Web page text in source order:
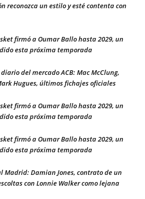
reconozca un estilo y esté contenta con
firmó a Oumar Ballo hasta 2029, un
esta próxima temporada
del mercado ACB: Mac McClung,
Hugues, últimos fichajes oficiales
firmó a Oumar Ballo hasta 2029, un
esta próxima temporada
firmó a Oumar Ballo hasta 2029, un
esta próxima temporada
Madrid: Damian Jones, contrato de un
con Lonnie Walker como lejana